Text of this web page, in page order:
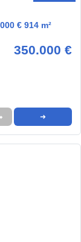
€ 914 m²
350.000 €
➜